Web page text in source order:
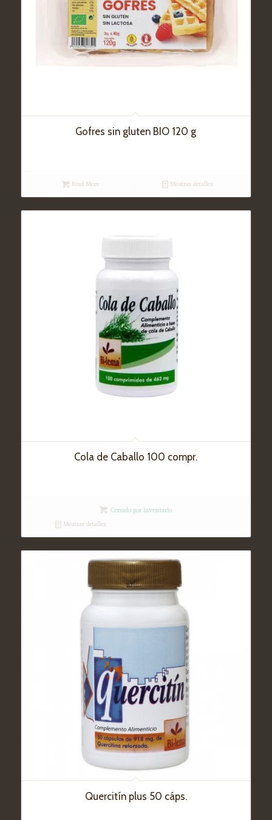
Gofres sin gluten BIO 120 g
Read More Mostrar detalles
Cola de Caballo 100 compr.
Cerrado por inventario
Mostrar detalles
Quercitín plus 50 cáps.